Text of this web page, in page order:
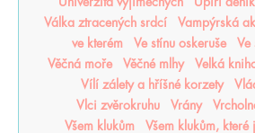
Válka ztracených srdcí
Vampýrská
ve kterém
Ve stínu oskeruše
Ve
Věčná moře
Věčné mlhy Velká
Vílí zálety a hříšné korzety
Vlci zvěrokruhu
Vrány
Všem klukům
Všem klukům, které